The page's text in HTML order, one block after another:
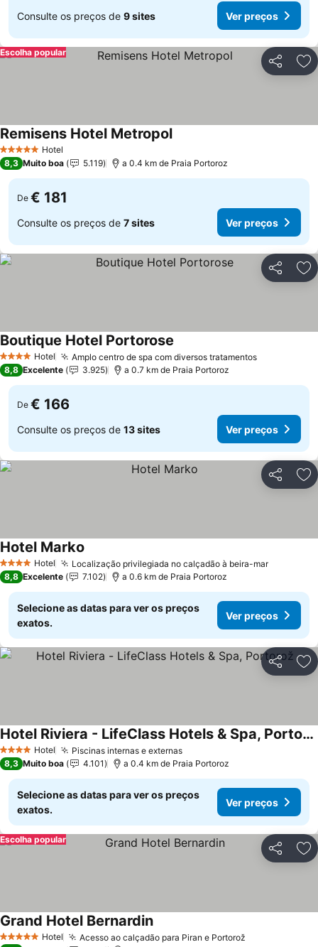
Consulte os preços de 9 sites Ver preços
Partilhar
Escolha popular
5 Estrelas Hotel
Remisens Hotel Metropol
8,3 Muito boa 5.119 a 0.4 km de Praia Portoroz
De € 181
Consulte os preços de 7 sites Ver preços
Partilhar
4 EstrelasHotel Amplo centro de spa com diversos tratamentos
Boutique Hotel Portorose
8,8 Excelente 3.925 a 0.7 km de Praia Portoroz
De € 166
Consulte os preços de 13 sites Ver preços
Partilhar
4 EstrelasHotel Localização privilegiada no calçadão à beira-mar
Hotel Marko
8,8 Excelente 7.102 a 0.6 km de Praia Portoroz
Selecione as datas para ver os preços
exatos.
Ver preços
Partilhar
4 EstrelasHotel Piscinas internas e externas
Hotel Riviera - LifeClass Hotels & Spa, Portorož
8,3 Muito boa 4.101 a 0.4 km de Praia Portoroz
Selecione as datas para ver os preços
exatos.
Ver preços
Partilhar
Escolha popular
5 Estrelas Hotel Acesso ao calçadão para Piran e Portorož
Grand Hotel Bernardin